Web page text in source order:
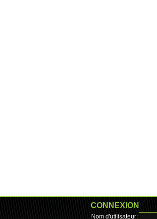
CONNEXION
Nom d'utilisateur: